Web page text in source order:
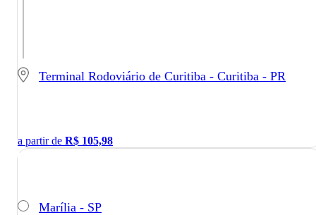
Terminal Rodoviário de Curitiba - Curitiba - PR
a partir de R$ 105,98
Marília - SP